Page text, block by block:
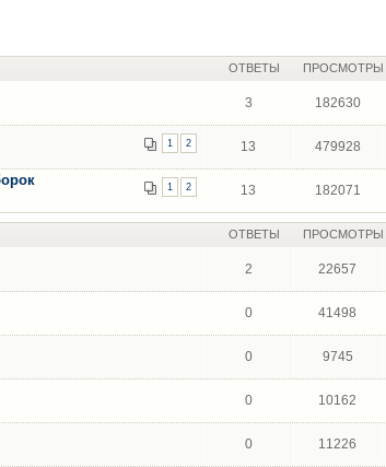
ОТВЕТЫ ПРОСМОТРЫ
3 182630
1 2 13 479928
1 2 13 182071
ОТВЕТЫ ПРОСМОТРЫ
2 22657
0 41498
0 9745
0 10162
0 11226